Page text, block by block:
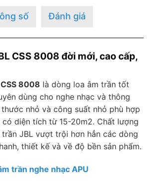
số Đánh giá
CSS 8008 đời mới, cao cấp,
8008 là dòng loa âm trần tốt
dùng cho nghe nhạc và thông
nhỏ và công suất nhỏ phù hợp
diện tích từ 15-20m2. Chất lượng
JBL vượt trội hơn hẳn các dòng
thiết kế và về độ bền sản phẩm.
trần nghe nhạc APU